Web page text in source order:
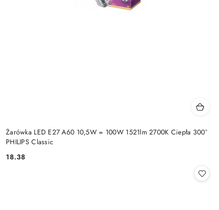
Żarówka LED E27 A60 10,5W = 100W 1521lm 2700K Ciepła 300°
PHILIPS Classic
Cena:
18.38